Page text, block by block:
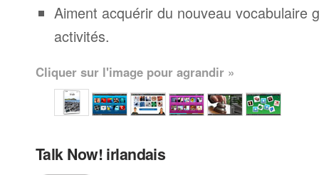
Aiment acquérir du nouveau vocabulaire
activités.
Cliquer sur l'image pour agrandir »
Talk Now! irlandais